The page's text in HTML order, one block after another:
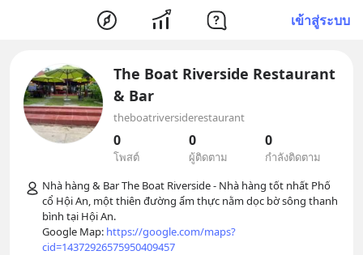
เข้าสู่ระบบ
The Boat Riverside Restaurant
& Bar
theboatriversiderestaurant
0
โพสต์
0
ผู้ติดตาม
0
กำลังติดตาม
Nhà hàng & Bar The Boat Riverside - Nhà hàng tốt nhất Phố
cổ Hội An, một thiên đường ẩm thực nằm dọc bờ sông thanh
bình tại Hội An.
Google Map: https://google.com/maps?
cid=14372926575950409457